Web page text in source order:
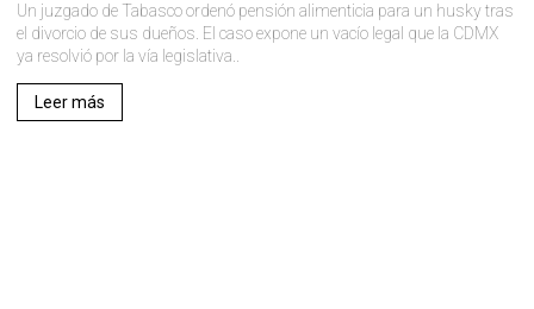
Un juzgado de Tabasco ordenó pensión alimenticia para un husky tras
el divorcio de sus dueños. El caso expone un vacío legal que la CDMX
ya resolvió por la vía legislativa..
Leer más